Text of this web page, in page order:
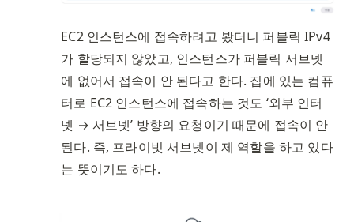
EC2 인스턴스에 접속하려고 봤더니 퍼블릭 IPv4
가 할당되지 않았고, 인스턴스가 퍼블릭 서브넷
에 없어서 접속이 안 된다고 한다. 집에 있는 컴퓨
터로 EC2 인스턴스에 접속하는 것도 ‘외부 인터
넷 → 서브넷’ 방향의 요청이기 때문에 접속이 안
된다. 즉, 프라이빗 서브넷이 제 역할을 하고 있다
는 뜻이기도 하다.